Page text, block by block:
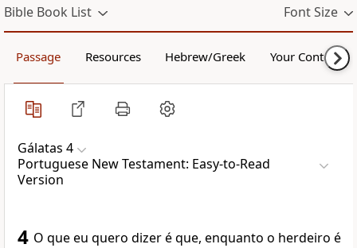
Bible Book List Font Size
Passage Resources Hebrew/Greek Your Content
Gálatas 4
Portuguese New Testament: Easy-to-Read
Version
4 O que eu quero dizer é que, enquanto o herdeiro é